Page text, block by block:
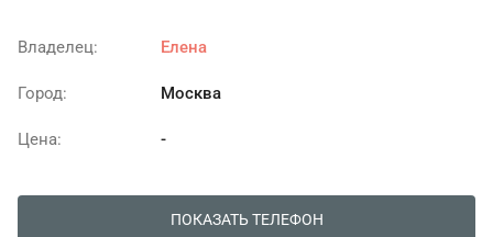
Владелец: Елена
Город: Москва
Цена: -
ПОКАЗАТЬ ТЕЛЕФОН